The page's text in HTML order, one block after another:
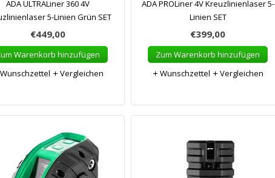
ADA ULTRALiner 360 4V
5-Linien Grün SET
€449,00
Warenkorb hinzufügen
Vergleichen
ADA PROLiner 4V Kreuzlinienlaser 5-
Linien SET
€399,00
Zum Warenkorb hinzufügen
Wunschzettel
Vergleichen